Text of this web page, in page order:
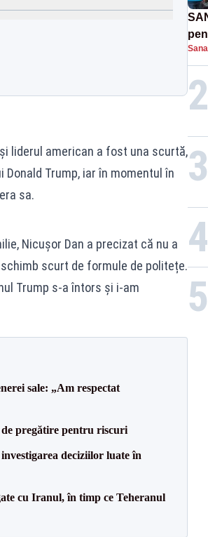
liderul american a fost una scurtă,
Trump, iar în momentul în
sa.
Nicușor Dan a precizat că nu a
scurt de formule de politețe.
Trump s-a întors și i-am
sale: „Am respectat
pregătire pentru riscuri
deciziilor luate în
cu Iranul, în timp ce Teheranul
2
3
4
5